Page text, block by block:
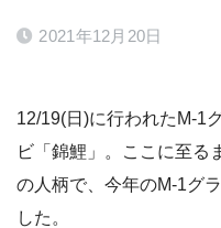
2021年12月20日
12/19(日)に行われたM-1
ビ「錦鯉」。ここに至る
の人柄で、今年のM-1グ
した。